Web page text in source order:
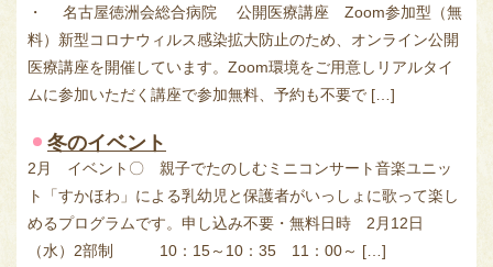
・ 名古屋徳洲会総合病院 公開医療講座 Zoom参加型（無
料）新型コロナウィルス感染拡大防止のため、オンライン公開
医療講座を開催しています。Zoom環境をご用意しリアルタイ
ムに参加いただく講座で参加無料、予約も不要で […]
冬のイベント
2月 イベント〇 親子でたのしむミニコンサート音楽ユニッ
ト「すかほわ」による乳幼児と保護者がいっしょに歌って楽し
めるプログラムです。申し込み不要・無料日時 2月12日
（水）2部制 10：15～10：35 11：00～ […]